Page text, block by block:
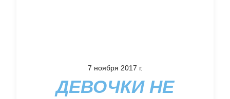
7 ноября 2017 г.
ДЕВОЧКИ НЕ